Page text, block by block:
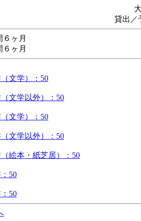
貸出／
ヶ月
ヶ月
文学）：50
文学以外）：50
文学）：50
文学以外）：50
絵本・紙芝居）：50
50
50